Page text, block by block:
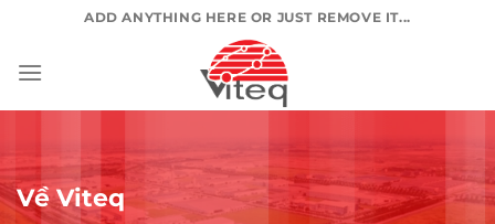
nội
ADD ANYTHING HERE OR JUST REMOVE IT...
Về Viteq